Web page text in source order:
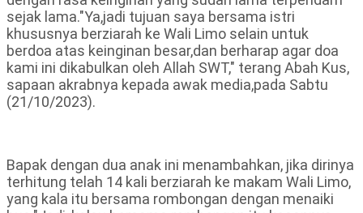
sejak lama."Ya,jadi tujuan saya bersama istri
khususnya berziarah ke Wali Limo selain untuk
berdoa atas keinginan besar,dan berharap agar doa
kami ini dikabulkan oleh Allah SWT," terang Abah Kus,
sapaan akrabnya kepada awak media,pada Sabtu
(21/10/2023).
Bapak dengan dua anak ini menambahkan, jika dirinya
terhitung telah 14 kali berziarah ke makam Wali Limo,
yang kala itu bersama rombongan dengan menaiki